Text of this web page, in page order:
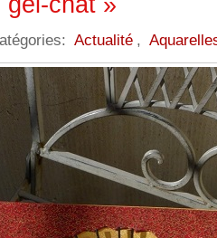
Actualité ,